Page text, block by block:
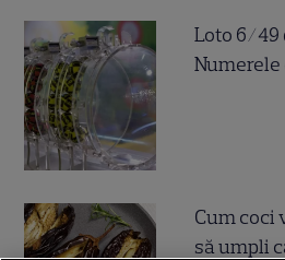
Loto 6/49
Cum coci
să umpli